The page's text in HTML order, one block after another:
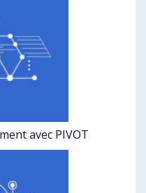
avec PIVOT